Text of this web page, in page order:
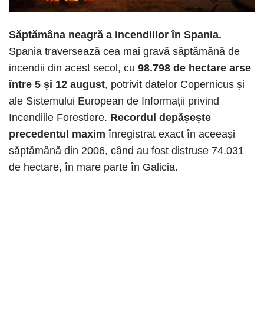
Săptămâna neagră a incendiilor în Spania.
Spania traversează cea mai gravă săptămână de
incendii din acest secol, cu 98.798 de hectare arse
între 5 și 12 august, potrivit datelor Copernicus și
ale Sistemului European de Informații privind
Incendiile Forestiere. Recordul depășește
precedentul maxim înregistrat exact în aceeași
săptămână din 2006, când au fost distruse 74.031
de hectare, în mare parte în Galicia.